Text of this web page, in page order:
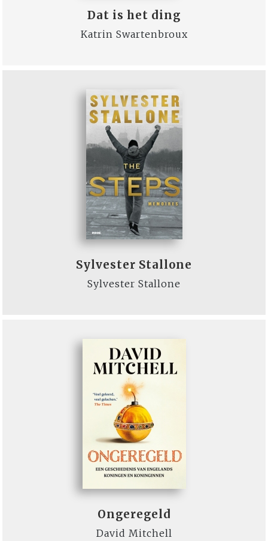
Dat is het ding
Katrin Swartenbroux
Sylvester Stallone
Sylvester Stallone
Ongeregeld
David Mitchell